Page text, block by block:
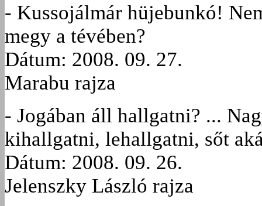
- Kussojálmár hüjebunkó!
megy a tévében?
Dátum: 2008. 09. 27.
Marabu rajza
- Jogában áll hallgatni? ...
kihallgatni, lehallgatni, sőt
Dátum: 2008. 09. 26.
Jelenszky László rajza